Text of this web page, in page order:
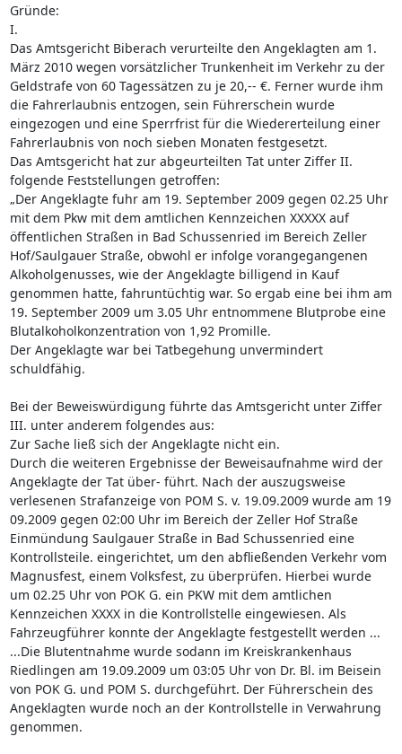
Gründe:
I.
Das Amtsgericht Biberach verurteilte den Angeklagten am 1.
März 2010 wegen vorsätzlicher Trunkenheit im Verkehr zu der
Geldstrafe von 60 Tagessätzen zu je 20,-- €. Ferner wurde ihm
die Fahrerlaubnis entzogen, sein Führerschein wurde
eingezogen und eine Sperrfrist für die Wiedererteilung einer
Fahrerlaubnis von noch sieben Monaten festgesetzt.
Das Amtsgericht hat zur abgeurteilten Tat unter Ziffer II.
folgende Feststellungen getroffen:
„Der Angeklagte fuhr am 19. September 2009 gegen 02.25 Uhr
mit dem Pkw mit dem amtlichen Kennzeichen XXXXX auf
öffentlichen Straßen in Bad Schussenried im Bereich Zeller
Hof/Saulgauer Straße, obwohl er infolge vorangegangenen
Alkoholgenusses, wie der Angeklagte billigend in Kauf
genommen hatte, fahruntüchtig war. So ergab eine bei ihm am
19. September 2009 um 3.05 Uhr entnommene Blutprobe eine
Blutalkoholkonzentration von 1,92 Promille.
Der Angeklagte war bei Tatbegehung unvermindert
schuldfähig.
Bei der Beweiswürdigung führte das Amtsgericht unter Ziffer
III. unter anderem folgendes aus:
Zur Sache ließ sich der Angeklagte nicht ein.
Durch die weiteren Ergebnisse der Beweisaufnahme wird der
Angeklagte der Tat über- führt. Nach der auszugsweise
verlesenen Strafanzeige von POM S. v. 19.09.2009 wurde am 19
09.2009 gegen 02:00 Uhr im Bereich der Zeller Hof Straße
Einmündung Saulgauer Straße in Bad Schussenried eine
Kontrollsteile. eingerichtet, um den abfließenden Verkehr vom
Magnusfest, einem Volksfest, zu überprüfen. Hierbei wurde
um 02.25 Uhr von POK G. ein PKW mit dem amtlichen
Kennzeichen XXXX in die Kontrollstelle eingewiesen. Als
Fahrzeugführer konnte der Angeklagte festgestellt werden ...
...Die Blutentnahme wurde sodann im Kreiskrankenhaus
Riedlingen am 19.09.2009 um 03:05 Uhr von Dr. Bl. im Beisein
von POK G. und POM S. durchgeführt. Der Führerschein des
Angeklagten wurde noch an der Kontrollstelle in Verwahrung
genommen.